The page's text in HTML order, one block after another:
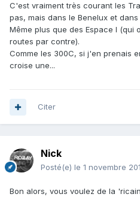
C'est vraiment très courant les
pas, mais dans le Benelux et
Même plus que des Espace I (qui
routes par contre).
Comme les 300C, si j'en prenais
croise une...
Citer
Nick
Posté(e) le 1 novembre
Bon alors, vous voulez de la